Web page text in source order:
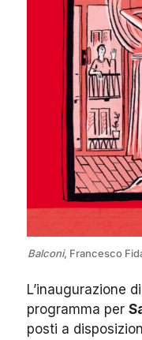
Balconi, Francesco
L’inaugurazione
programma per
posti a